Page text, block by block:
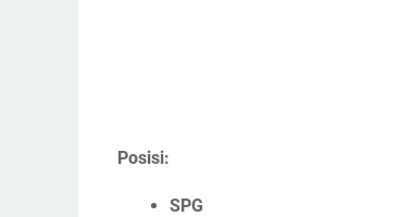
Posisi:
SPG